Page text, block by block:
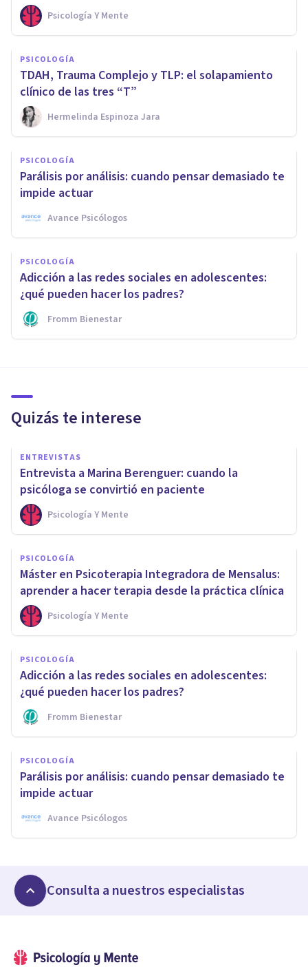
Psicología Y Mente
PSICOLOGÍA
TDAH, Trauma Complejo y TLP: el solapamiento
clínico de las tres “T”
Hermelinda Espinoza Jara
PSICOLOGÍA
Parálisis por análisis: cuando pensar demasiado te
impide actuar
Avance Psicólogos
PSICOLOGÍA
Adicción a las redes sociales en adolescentes:
¿qué pueden hacer los padres?
Fromm Bienestar
Quizás te interese
ENTREVISTAS
Entrevista a Marina Berenguer: cuando la
psicóloga se convirtió en paciente
Psicología Y Mente
PSICOLOGÍA
Máster en Psicoterapia Integradora de Mensalus:
aprender a hacer terapia desde la práctica clínica
Psicología Y Mente
PSICOLOGÍA
Adicción a las redes sociales en adolescentes:
¿qué pueden hacer los padres?
Fromm Bienestar
PSICOLOGÍA
Parálisis por análisis: cuando pensar demasiado te
impide actuar
Avance Psicólogos
Consulta a nuestros especialistas